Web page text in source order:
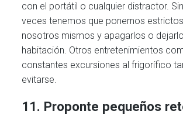
con el portátil o cualquier distractor.
veces tenemos que ponernos
nosotros mismos y apagarlos o
habitación. Otros entretenimientos
constantes excursiones al frigorífico
evitarse.
11. Proponte pequeños